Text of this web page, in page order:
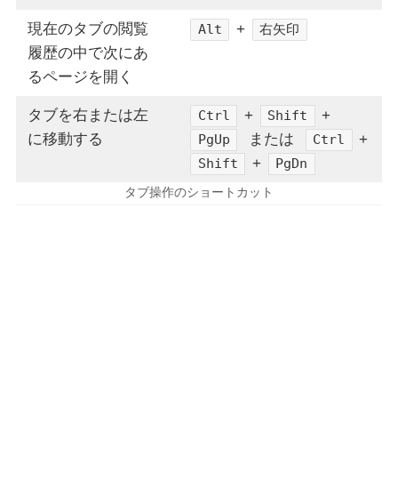
現在のタブの閲覧
履歴の中で次にあ
るページを開く
Alt + 右矢印
タブを右または左
に移動する
Ctrl + Shift +
PgUp または Ctrl +
Shift + PgDn
タブ操作のショートカット